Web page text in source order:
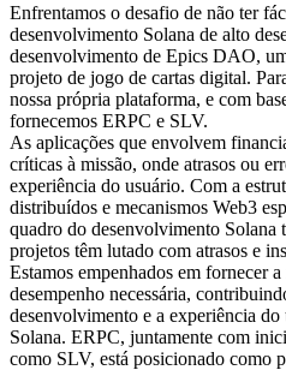
Enfrentamos o desafio de não ter
desenvolvimento Solana de alto
desenvolvimento de Epics DAO,
projeto de jogo de cartas digital.
nossa própria plataforma, e com
fornecemos ERPC e SLV.
As aplicações que envolvem
críticas à missão, onde atrasos ou
experiência do usuário. Com a
distribuídos e mecanismos Web3
quadro do desenvolvimento
projetos têm lutado com atrasos e
Estamos empenhados em fornecer
desempenho necessária,
desenvolvimento e a experiência do
Solana. ERPC, juntamente com
como SLV, está posicionado como